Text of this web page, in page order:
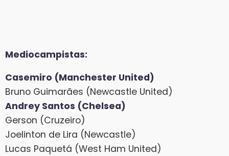
Mediocampistas:
Casemiro (Manchester United)
Bruno Guimarães (Newcastle United)
Andrey Santos (Chelsea)
Gerson (Cruzeiro)
Joelinton de Lira (Newcastle)
Lucas Paquetá (West Ham United)